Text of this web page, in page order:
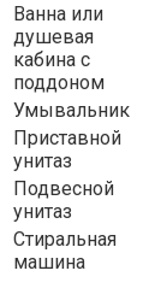
Ванна или
душевая
кабина с
поддоном
Умывальник
Приставной
унитаз
Подвесной
унитаз
Стиральная
машина